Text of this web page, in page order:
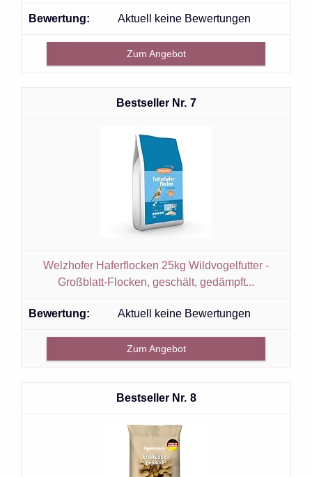
Aktuell keine Bewertungen
Zum Angebot
7
Welzhofer Haferflocken 25kg Wildvogelfutter -
Großblatt-Flocken, geschält, gedämpft...
Aktuell keine Bewertungen
Zum Angebot
8